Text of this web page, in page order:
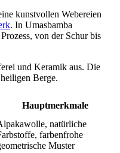
kunstvollen Webereien
. In Umasbamba
von der Schur bis
und Keramik aus. Die
Berge.
Hauptmerkmale
natürliche
farbenfrohe
Muster